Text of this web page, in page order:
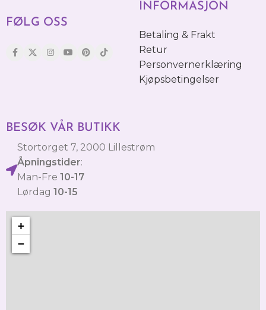
FØLG OSS
INFORMASJON
Betaling & Frakt
Retur
Personvernerklæring
Kjøpsbetingelser
BESØK VÅR BUTIKK
Stortorget 7, 2000 Lillestrøm
Åpningstider:
Man-Fre 10-17
Lørdag 10-15
+
−